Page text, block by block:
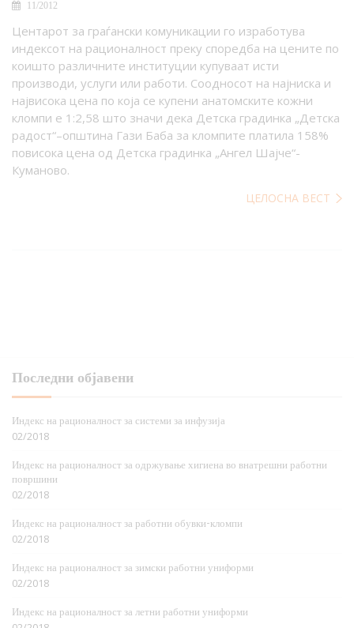
11/2012
Центарот за граѓански комуникации го изработува
индексот на рационалност преку споредба на цените по
коишто различните институции купуваат исти
производи, услуги или работи. Соодносот на најниска и
највисока цена по која се купени анатомските кожни
кломпи е 1:2,58 што значи дека Детска градинка „Детска
радост“–општина Гази Баба за кломпите платила 158%
повисока цена од Детска градинка „Ангел Шајче“-
Куманово.
ЦЕЛОСНА ВЕСТ
Последни објавени
Индекс на рационалност за системи за инфузија
02/2018
Индекс на рационалност за одржување хигиена во внатрешни работни
површини
02/2018
Индекс на рационалност за работни обувки-кломпи
02/2018
Индекс на рационалност за зимски работни униформи
02/2018
Индекс на рационалност за летни работни униформи